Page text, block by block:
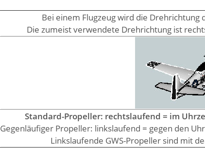
Bei einem Flugzeug wird die Drehrichtung
Die zumeist verwendete Drehrichtung ist
Standard-Propeller: rechtslaufend = im
Gegenläufiger Propeller: linkslaufend = gegen den
Linkslaufende GWS-Propeller sind mit